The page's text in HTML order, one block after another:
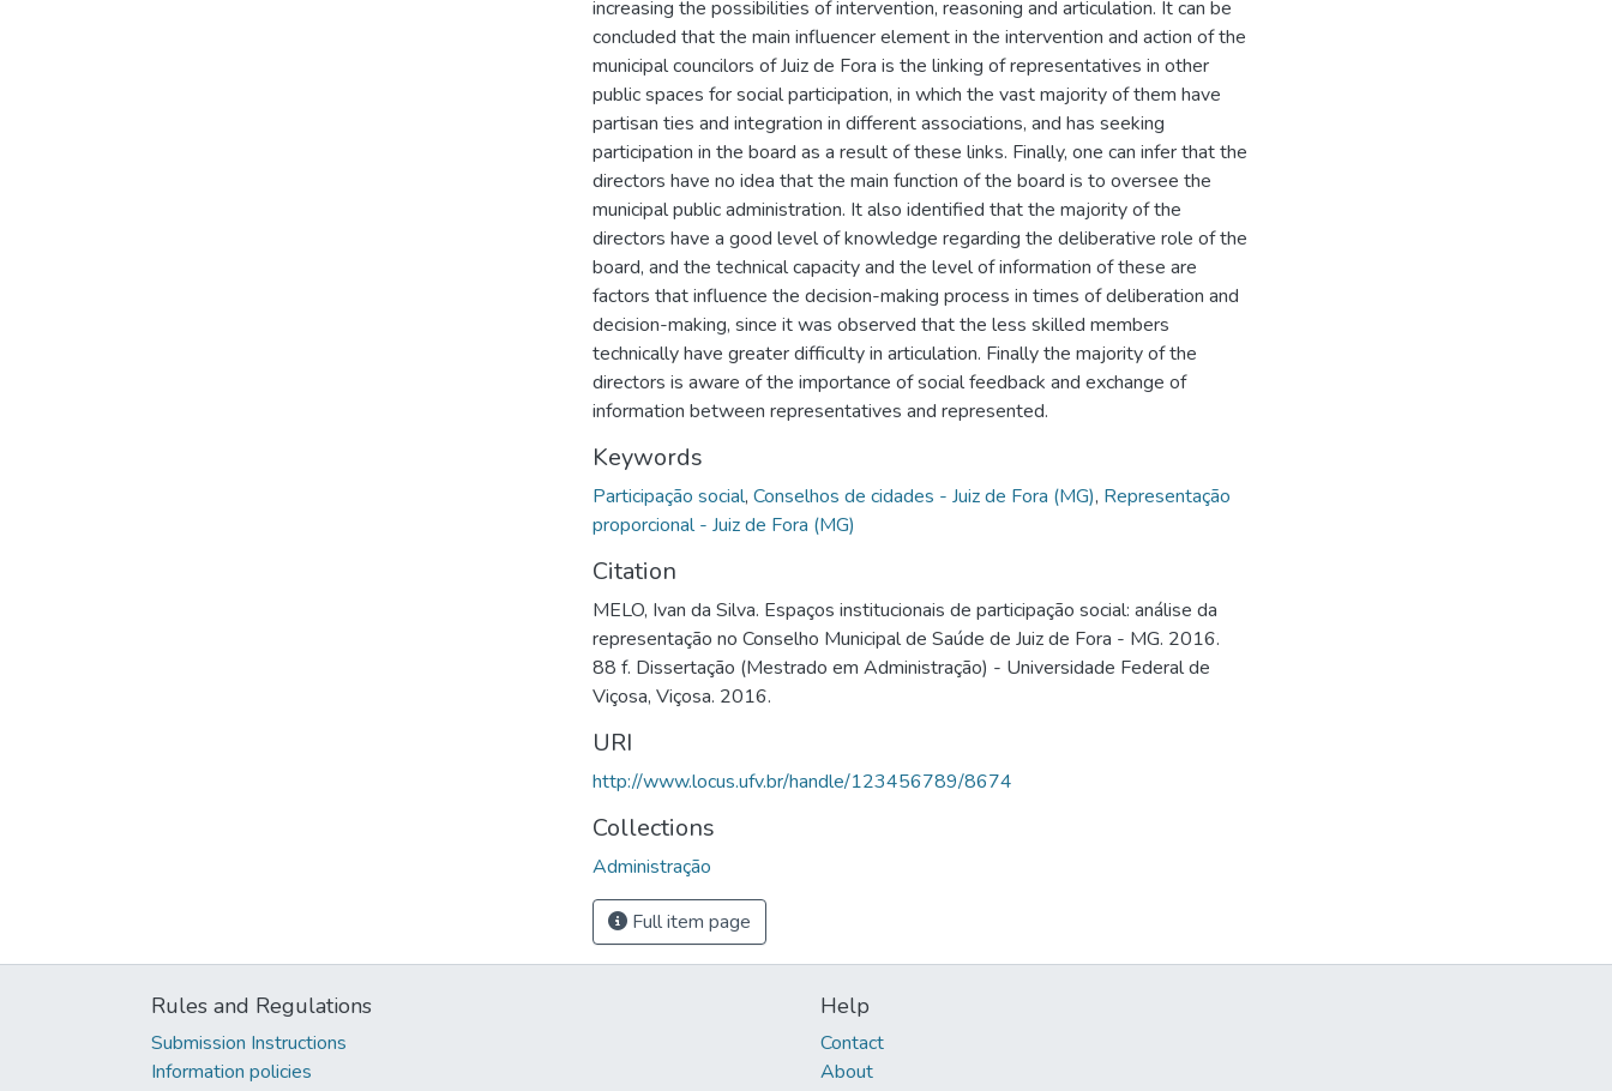
increasing the possibilities of intervention, reasoning and articulation. It can be
concluded that the main influencer element in the intervention and action of the
municipal councilors of Juiz de Fora is the linking of representatives in other
public spaces for social participation, in which the vast majority of them have
partisan ties and integration in different associations, and has seeking
participation in the board as a result of these links. Finally, one can infer that the
directors have no idea that the main function of the board is to oversee the
municipal public administration. It also identified that the majority of the
directors have a good level of knowledge regarding the deliberative role of the
board, and the technical capacity and the level of information of these are
factors that influence the decision-making process in times of deliberation and
decision-making, since it was observed that the less skilled members
technically have greater difficulty in articulation. Finally the majority of the
directors is aware of the importance of social feedback and exchange of
information between representatives and represented.
Keywords
Participação social, Conselhos de cidades - Juiz de Fora (MG), Representação
proporcional - Juiz de Fora (MG)
Citation
MELO, Ivan da Silva. Espaços institucionais de participação social: análise da
representação no Conselho Municipal de Saúde de Juiz de Fora - MG. 2016.
88 f. Dissertação (Mestrado em Administração) - Universidade Federal de
Viçosa, Viçosa. 2016.
URI
http://www.locus.ufv.br/handle/123456789/8674
Collections
Administração
Full item page
Rules and Regulations
Submission Instructions
Information policies
Help
Contact
About